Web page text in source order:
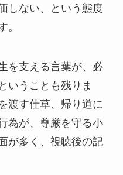
しない、という態度
。
を支える言葉が、必
いうことも残りま
渡す仕草、帰り道に
為が、尊厳を守る小
が多く、視聴後の記